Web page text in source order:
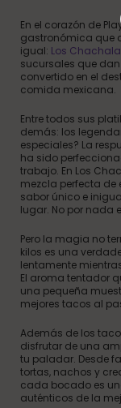
En el corazón de
gastronómica que
igual: Los
sucursales que
convertido en el
comida mexicana.
Entre todos sus
demás: los
especiales? La
ha sido
trabajo. En Los
mezcla perfecta
sabor único e
lugar. No por nada
Pero la magia no
kilos es una
lentamente
El aroma tentador
una pequeña
mejores tacos al
Además de los
disfrutar de una
tu paladar. Desde
tortas, nachos y
cada bocado es
auténticos de la